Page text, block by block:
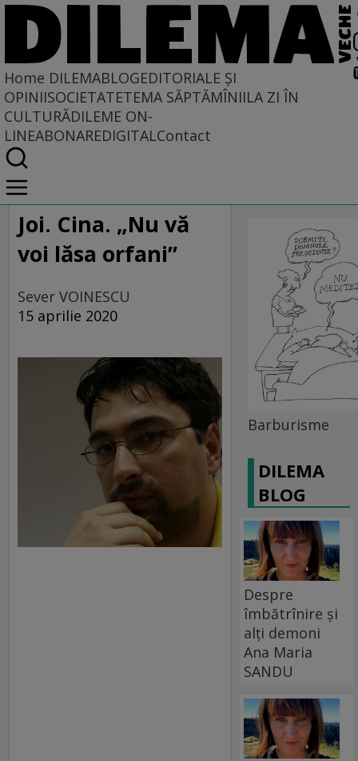
Home DILEMABLOGEDITORIALE ȘI
OPINIISOCIETATETEMA SĂPTĂMÎNIILA ZI ÎN
CULTURĂDILEME ON-
LINEABONAREDIGITALContact
Home
DILEMABLOG
DilemaBlog
Joi. Cina. „Nu vă
voi lăsa orfani”
Sever VOINESCU
15 aprilie 2020
Barburisme
DILEMA
BLOG
Despre
îmbătrînire și
alți demoni
Ana Maria
SANDU